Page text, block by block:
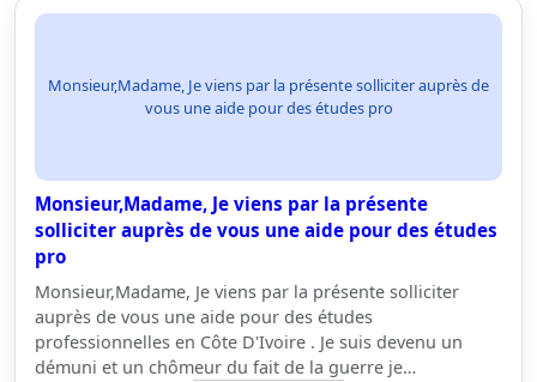
Monsieur,Madame, Je viens par la présente solliciter auprès de
vous une aide pour des études pro
Monsieur,Madame, Je viens par la présente
solliciter auprès de vous une aide pour des études
pro
Monsieur,Madame, Je viens par la présente solliciter
auprès de vous une aide pour des études
professionnelles en Côte D'Ivoire . Je suis devenu un
démuni et un chômeur du fait de la guerre je…